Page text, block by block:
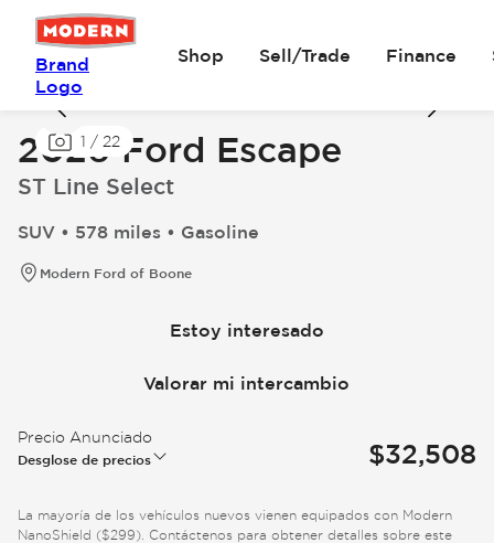
Brand
Logo
Shop Sell/Trade Finance
1 / 22
2026 Ford Escape
ST Line Select
SUV • 578 miles • Gasoline
Modern Ford of Boone
Estoy interesado
Valorar mi intercambio
Precio Anunciado
Desglose de precios $32,508
La mayoría de los vehículos nuevos vienen equipados con Modern
NanoShield ($299). Contáctenos para obtener detalles sobre este